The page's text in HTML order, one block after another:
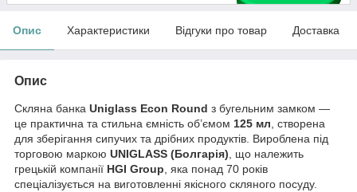
Опис Характеристики Відгуки про товар Доставка
Опис
Скляна банка Uniglass Econ Round з бугельним замком —
це практична та стильна ємність об’ємом 125 мл, створена
для зберігання сипучих та дрібних продуктів. Вироблена під
торговою маркою UNIGLASS (Болгарія), що належить
грецькій компанії HGI Group, яка понад 70 років
спеціалізується на виготовленні якісного скляного посуду.